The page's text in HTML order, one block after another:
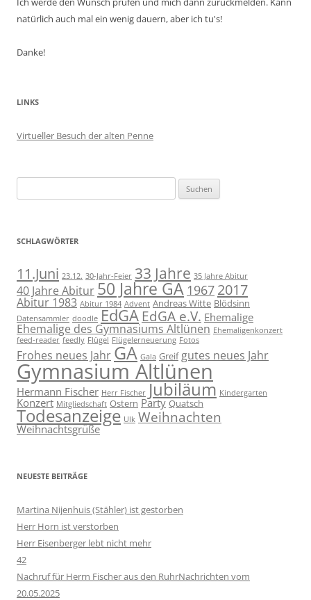
natürlich auch mal ein wenig dauern, aber ich tu's!
Danke!
LINKS
Virtueller Besuch der alten Penne
nach:
SCHLAGWÖRTER
11.Juni 23.12. 30-Jahr-Feier 33 Jahre 35 Jahre Abitur
40 Jahre Abitur 50 Jahre GA 1967 2017
Abitur 1983 Abitur 1984 Advent Andreas Witte Blödsinn
Datensammler doodle EdGA EdGA e.V. Ehemalige
Ehemalige des Gymnasiums Altlünen Ehemaligenkonzert
feed-reader feedly Flügel Flügelerneuerung Fotos
Frohes neues JahrGA Gala Greif gutes neues Jahr
Gymnasium Altlünen
Hermann Fischer Herr Fischer Jubiläum Kindergarten
Konzert Mitgliedschaft Ostern Party Quatsch
Todesanzeige Ulk Weihnachten
Weihnachtsgrüße
NEUESTE BEITRÄGE
Martina Nijenhuis (Stähler) ist gestorben
Herr Horn ist verstorben
Herr Eisenberger lebt nicht mehr
42
Nachruf für Herrn Fischer aus den RuhrNachrichten vom
20.05.2025